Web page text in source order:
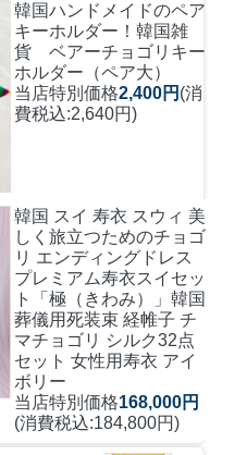
韓国ハンドメイドのペア
キーホルダー！ 韓国雑
貨 ベアーチョゴリキー
ホルダー（ペア大）
当店特別価格2,400円 (消
費税込:2,640円)
韓国 スイ 寿衣 スウィ 美
しく旅立つためのチョゴ
リ エンディングドレス
プレミアム寿衣スイセッ
ト「極（きわみ）」韓国
葬儀用死装束 経帷子 チ
マチョゴリ シルク32点
セット 女性用寿衣 アイ
ボリー
当店特別価格168,000円
(消費税込:184,800円)